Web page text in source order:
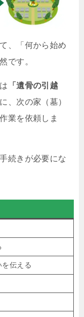
、「何から始め
です。
「遺骨の引越
、次の家（墓）
業を依頼しま
続きが必要にな
伝える